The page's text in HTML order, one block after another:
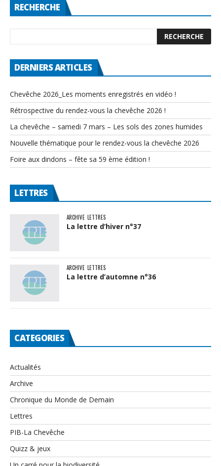
RECHERCHE
DERNIERS ARTICLES
Chevêche 2026_Les moments enregistrés en vidéo !
Rétrospective du rendez-vous la chevêche 2026 !
La chevêche – samedi 7 mars – Les sols des zones humides
Nouvelle thématique pour le rendez-vous la chevêche 2026
Foire aux dindons – fête sa 59 ème édition !
LETTRES
ARCHIVE LETTRES
La lettre d’hiver n°37
ARCHIVE LETTRES
La lettre d’automne n°36
CATEGORIES
Actualités
Archive
Chronique du Monde de Demain
Lettres
PIB-La Chevêche
Quizz & jeux